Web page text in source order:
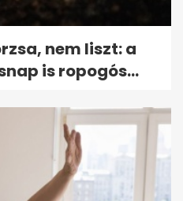
nem liszt: a
is ropogós...